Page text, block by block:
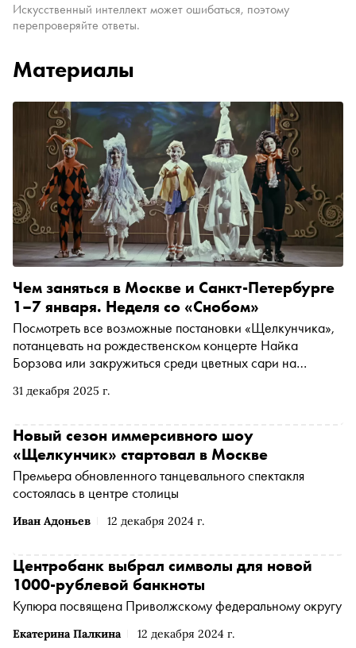
Искусственный интеллект может ошибаться, поэтому
перепроверяйте ответы.
Материалы
31 декабря 2025 г.
Чем заняться в Москве и Санкт-Петербурге
1–7 января. Неделя со «Снобом»
Посмотреть все возможные постановки «Щелкунчика»,
потанцевать на рождественском концерте Найка
Борзова или закружиться среди цветных сари на
заняться и куда сходить на ближайшей неделе
Иван Адоньев 12 декабря 2024 г.
Новый сезон иммерсивного шоу
«Щелкунчик» стартовал в Москве
Премьера обновленного танцевального спектакля
состоялась в центре столицы
Екатерина Палкина 12 декабря 2024 г.
Центробанк выбрал символы для новой
1000-рублевой банкноты
Купюра посвящена Приволжскому федеральному округу